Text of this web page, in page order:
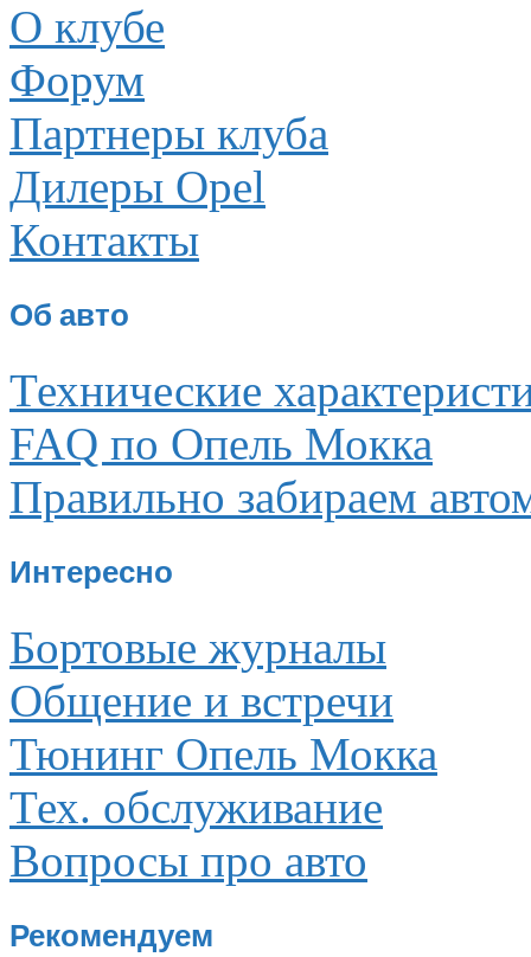
О клубе
Форум
Партнеры клуба
Дилеры Opel
Контакты
Об авто
Технические
FAQ по Опель Мокка
Правильно забираем
Интересно
Бортовые журналы
Общение и встречи
Тюнинг Опель Мокка
Тех. обслуживание
Вопросы про авто
Рекомендуем